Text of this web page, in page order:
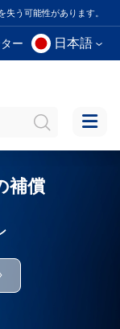
う可能性があります。
ー 日本語
補償